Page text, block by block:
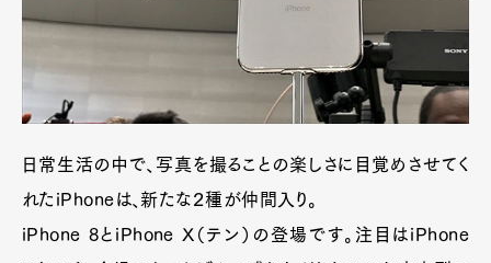
日常生活の中で、写真を撮ることの楽しさに目覚めさせてく
れたiPhoneは、新たな２種が仲間入り。
iPhone 8とiPhone X（テン）の登場です。注目はiPhone